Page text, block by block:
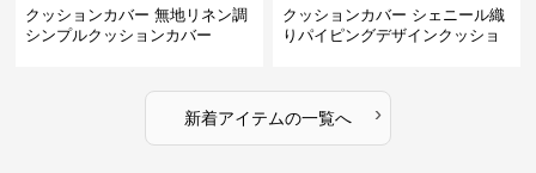
クッションカバー 無地リネン調
シンプルクッションカバー
クッションカバー シェニール織
りパイピングデザインクッショ
新着アイテムの一覧へ ›